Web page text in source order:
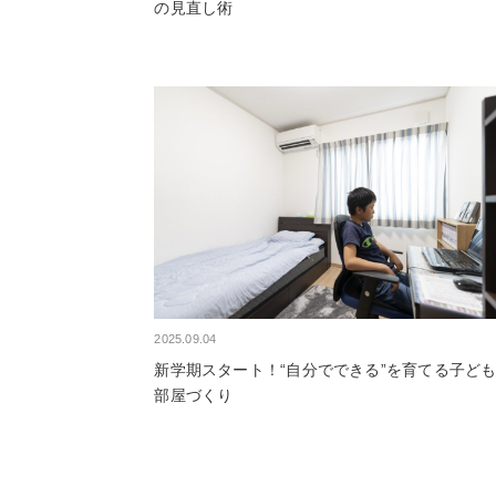
の見直し術
2025.09.04
新学期スタート！“自分でできる”を育てる子ども
部屋づくり